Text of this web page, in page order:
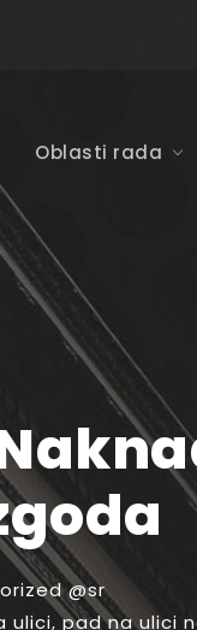
Oblasti rada
@sr
ulici, pad na ulici